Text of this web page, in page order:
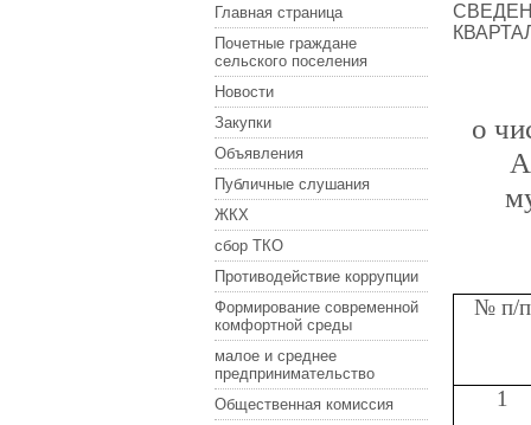
Главная страница
Почетные граждане
сельского поселения
Новости
Закупки
Объявления
Публичные слушания
ЖКХ
сбор ТКО
Противодействие коррупции
Формирование современной
комфортной среды
малое и среднее
предпринимательство
Общественная комиссия
о
№ п/п
1